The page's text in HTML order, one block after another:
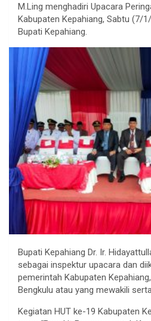
M.Ling menghadiri Upacara
Kabupaten Kepahiang, Sabtu (7/
Bupati Kepahiang.
Bupati Kepahiang Dr. Ir.
sebagai inspektur upacara dan
pemerintah Kabupaten
Bengkulu atau yang mewakili
Kegiatan HUT ke-19 Kabupaten